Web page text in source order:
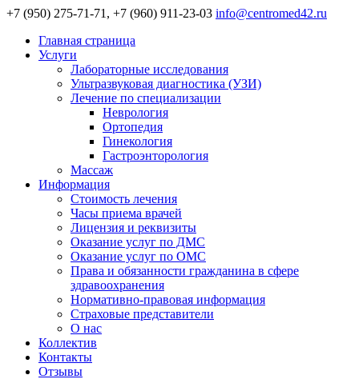
+7 (950) 275-71-71, +7 (960) 911-23-03 info@centromed42.ru
Главная страница
Услуги
Лабораторные исследования
Ультразвуковая диагностика (УЗИ)
Лечение по специализации
Неврология
Ортопедия
Гинекология
Гастроэнторология
Массаж
Информация
Стоимость лечения
Часы приема врачей
Лицензия и реквизиты
Оказание услуг по ДМС
Оказание услуг по ОМС
Права и обязанности гражданина в сфере
здравоохранения
Нормативно-правовая информация
Страховые представители
О нас
Коллектив
Контакты
Отзывы